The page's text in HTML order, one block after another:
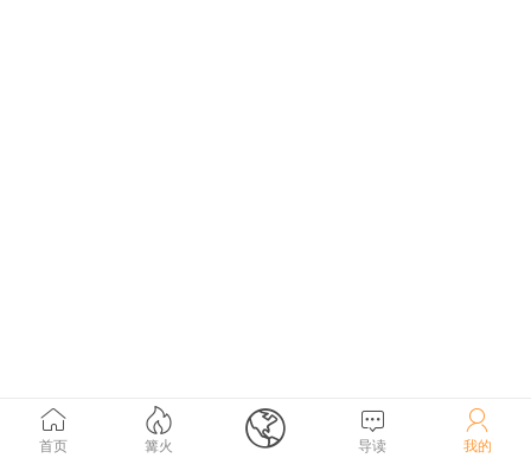

首页

篝火  
导读

我的